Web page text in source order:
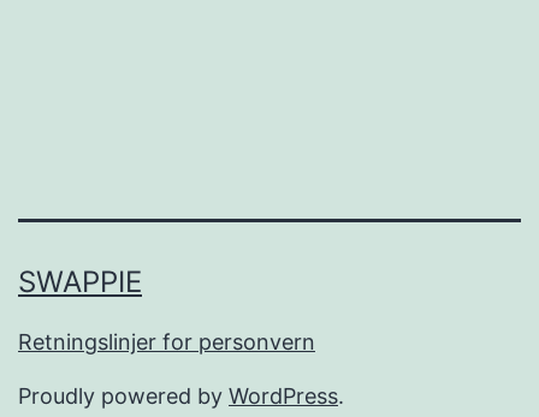
SWAPPIE
Retningslinjer for personvern
Proudly powered by WordPress.